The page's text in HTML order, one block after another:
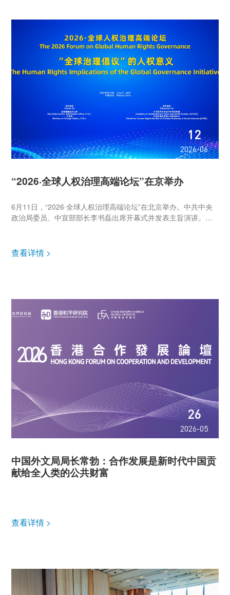
12
2026-06
“2026·全球人权治理高端论坛”在京举办
6月11日，“2026·全球人权治理高端论坛”在北京举办。中共中央
政治局委员、中宣部部长李书磊出席开幕式并发表主旨演讲。中
高度...
查看详情 >
26
2026-05
中国外文局局长常勃：合作发展是新时代中国贡
献给全人类的公共财富
查看详情 >